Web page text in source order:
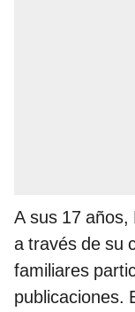
A sus 17
a través de su
familiares
publicaciones.